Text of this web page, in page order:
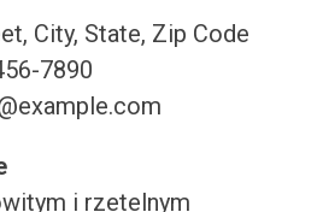
City, State, Zip Code
7890
i rzetelnym